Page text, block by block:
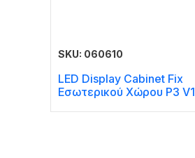
SKU: 060610
LED Display Cabinet Fix
Εσωτερικού Χώρου P3 V1